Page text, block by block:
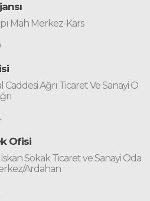
Mah Merkez-Kars
Caddesi Ağrı Ticaret Ve Sanayi O
Ofisi
Sokak Ticaret ve Sanayi Oda
Ardahan